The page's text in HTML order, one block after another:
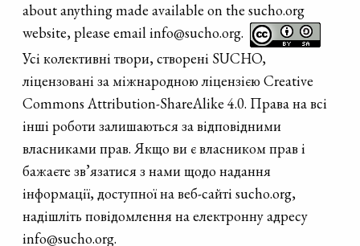
about anything made available on the sucho.org
website, please email info@sucho.org.
Усі колективні твори, створені SUCHO,
ліцензовані за міжнародною ліцензією Creative
Commons Attribution-ShareAlike 4.0. Права на всі
інші роботи залишаються за відповідними
власниками прав. Якщо ви є власником прав і
бажаєте зв’язатися з нами щодо надання
інформації, доступної на веб-сайті sucho.org,
надішліть повідомлення на електронну адресу
info@sucho.org.